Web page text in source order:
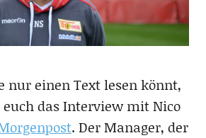
nur einen Text lesen könnt,
das Interview mit Nico
. Der Manager, der